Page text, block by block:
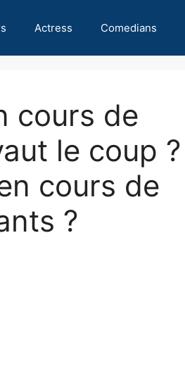
Actress Comedians
cours de
le coup ?
cours de
?